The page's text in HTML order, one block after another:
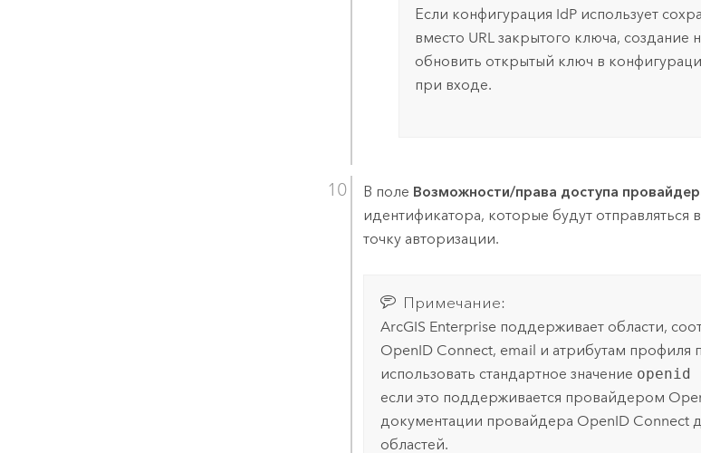
Если конфигурация IdP использует
вместо URL закрытого ключа,
обновить открытый ключ в
при входе.
В поле Возможности/права доступа
идентификатора, которые будут отправляться
точку авторизации.
Примечание:
ArcGIS Enterpriseподдерживает области,
OpenID Connect, email и атрибутам профиля
использовать стандартное значение
если это поддерживается провайдером
документации провайдера OpenID Connect
областей.